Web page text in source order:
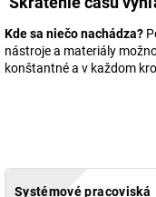
Kde sa niečo nachádza?
nástroje a materiály
konštantné a v každom
Systémové pracoviská